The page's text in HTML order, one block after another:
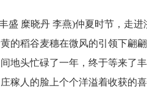
盛 糜晓丹 李燕)仲夏时节，走
的稻谷麦穗在微风的引领下翩
地头忙碌了一年，终于等来了
稼人的脸上个个洋溢着收获的